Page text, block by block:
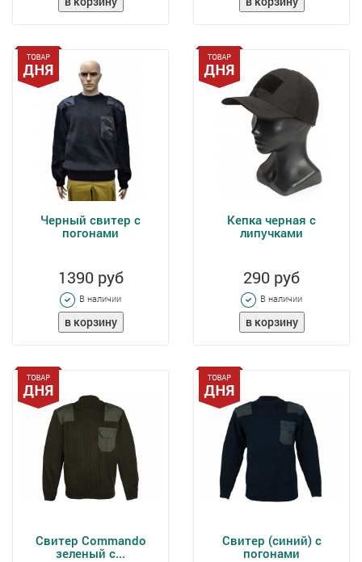
Черный свитер с
погонами
1390 руб
В наличии
Кепка черная с
липучками
290 руб
В наличии
Свитер Commando
зеленый с...
Свитер (синий) с
погонами